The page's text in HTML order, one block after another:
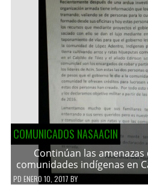
COMUNICADOS NASAACIN
Continúan las amenazas
comunidades indígenas en
PD ENERO 10, 2017 BY